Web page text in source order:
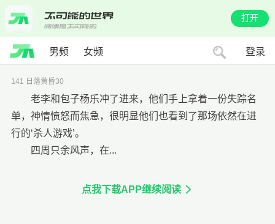
打开
男频 女频 登录
141 日落黄昏30
老李和包子杨乐冲了进来，他们手上拿着一份失踪名
单，神情愤怒而焦急，很明显他们也看到了那场依然在进
行的‘杀人游戏’。
四周只余风声，在...
点我下载APP继续阅读